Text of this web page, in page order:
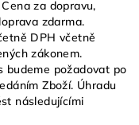
za dopravu,
zdarma.
DPH včetně
zákonem.
budeme požadovat po
Zboží. Úhradu
následujícími